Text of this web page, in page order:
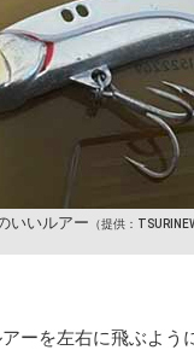
いいルアー （提供：
ーを左右に飛ぶよ